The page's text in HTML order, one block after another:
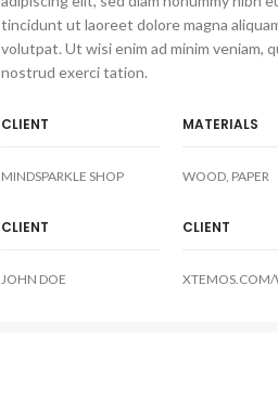
tincidunt ut laoreet dolore magna
volutpat. Ut wisi enim ad minim veniam,
nostrud exerci tation.
CLIENT MATERIALS
MINDSPARKLE SHOP WOOD, PAPER
CLIENT CLIENT
JOHN DOE